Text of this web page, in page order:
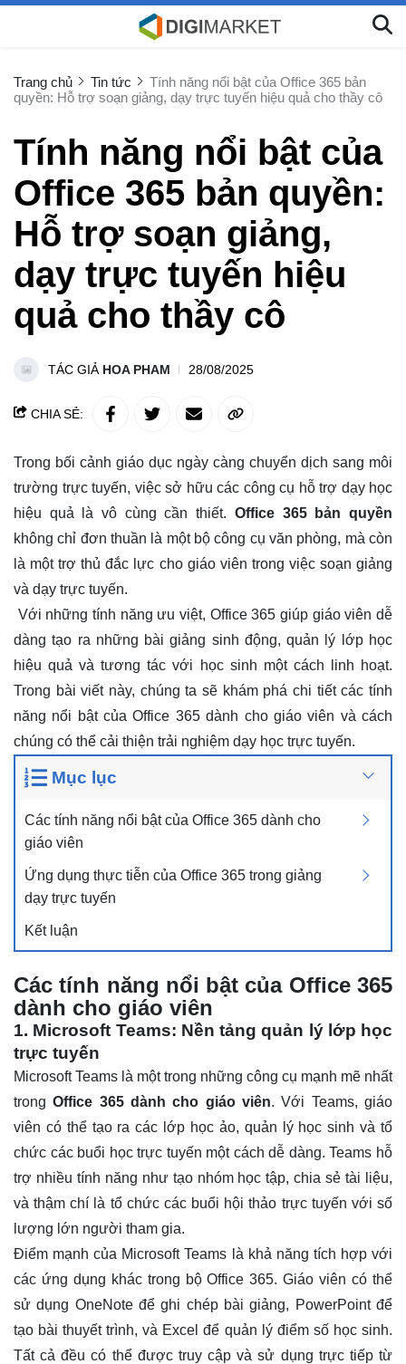
Trang chủ Tin tức
Tính năng nổi bật của Office 365 bản
quyền: Hỗ trợ soạn giảng, dạy trực tuyến hiệu quả cho thầy cô
Tính năng nổi bật của
Office 365 bản quyền:
Hỗ trợ soạn giảng,
dạy trực tuyến hiệu
quả cho thầy cô
TÁC GIẢ HOA PHAM 28/08/2025
CHIA SẺ:
Trong bối cảnh giáo dục ngày càng chuyển dịch sang môi
trường trực tuyến, việc sở hữu các công cụ hỗ trợ dạy học
hiệu quả là vô cùng cần thiết. Office 365 bản quyền
không chỉ đơn thuần là một bộ công cụ văn phòng, mà còn
là một trợ thủ đắc lực cho giáo viên trong việc soạn giảng
và dạy trực tuyến.
Với những tính năng ưu việt, Office 365 giúp giáo viên dễ
dàng tạo ra những bài giảng sinh động, quản lý lớp học
hiệu quả và tương tác với học sinh một cách linh hoạt.
Trong bài viết này, chúng ta sẽ khám phá chi tiết các tính
năng nổi bật của Office 365 dành cho giáo viên và cách
chúng có thể cải thiện trải nghiệm dạy học trực tuyến.
Mục lục
Các tính năng nổi bật của Office 365 dành cho
giáo viên
Ứng dụng thực tiễn của Office 365 trong giảng
dạy trực tuyến
Kết luận
Các tính năng nổi bật của Office 365
dành cho giáo viên
1. Microsoft Teams: Nền tảng quản lý lớp học
trực tuyến
Microsoft Teams là một trong những công cụ mạnh mẽ nhất
trongOffice 365 dành cho giáo viên. Với Teams, giáo
viên có thể tạo ra các lớp học ảo, quản lý học sinh và tổ
chức các buổi học trực tuyến một cách dễ dàng. Teams hỗ
trợ nhiều tính năng như tạo nhóm học tập, chia sẻ tài liệu,
và thậm chí là tổ chức các buổi hội thảo trực tuyến với số
lượng lớn người tham gia.
Điểm mạnh của Microsoft Teams là khả năng tích hợp với
các ứng dụng khác trong bộ Office 365. Giáo viên có thể
sử dụng OneNote để ghi chép bài giảng, PowerPoint để
tạo bài thuyết trình, và Excel để quản lý điểm số học sinh.
Tất cả đều có thể được truy cập và sử dụng trực tiếp từ